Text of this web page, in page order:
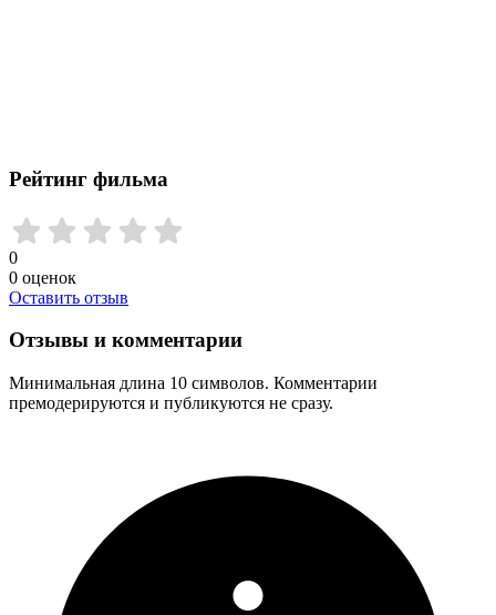
Рейтинг фильма
0
0 оценок
Оставить отзыв
Отзывы и комментарии
Минимальная длина 10 символов. Комментарии
премодерируются и публикуются не сразу.